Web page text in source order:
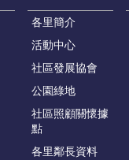
各里簡介
活動中心
社區發展協會
公園綠地
社區照顧關懷據
點
各里鄰長資料